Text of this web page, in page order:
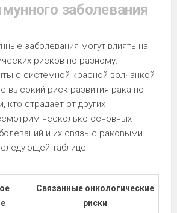
заболевания
заболевания могут влиять на
рисков по-разному.
с системной красной волчанкой
высокий риск развития рака по
кто страдает от других
несколько основных
и их связь с раковыми
таблице:
Связанные онкологические
риски